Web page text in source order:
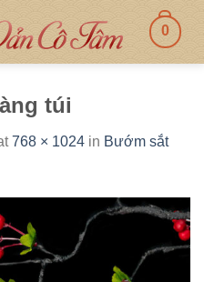
0
túi
768 × 1024 in Bướm sắt